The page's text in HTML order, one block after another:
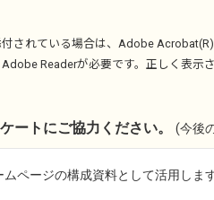
されている場合は、 Adobe Acrobat(R)
Adobe Readerが必要です。正しく表示